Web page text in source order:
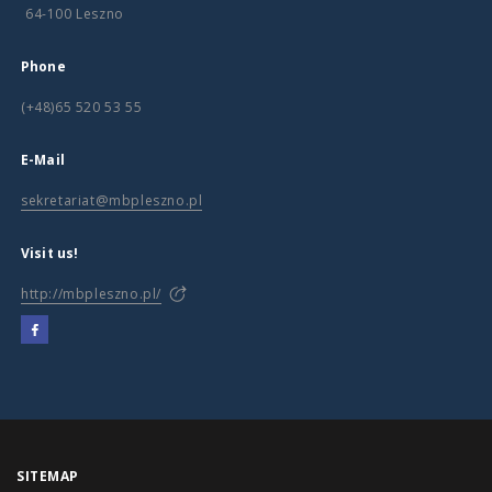
64-100 Leszno
Phone
(+48)65 520 53 55
E-Mail
sekretariat@mbpleszno.pl
Visit us!
http://mbpleszno.pl/
SITEMAP